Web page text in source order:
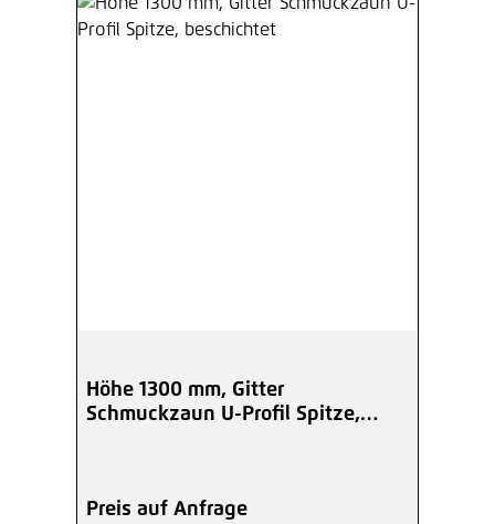
Höhe 1300 mm, Gitter
Schmuckzaun U-Profil Spitze,
Preis auf Anfrage